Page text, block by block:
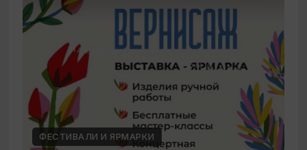
ФЕСТИВАЛИ И ЯРМАРКИ